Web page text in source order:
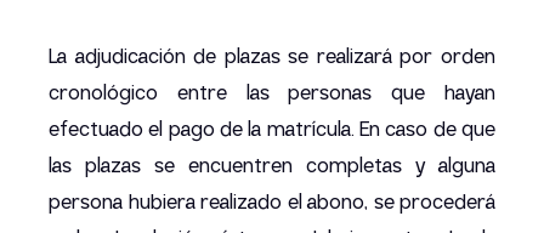
La adjudicación de plazas se realizará por orden
cronológico entre las personas que hayan
efectuado el pago de la matrícula. En caso de que
las plazas se encuentren completas y alguna
persona hubiera realizado el abono, se procederá